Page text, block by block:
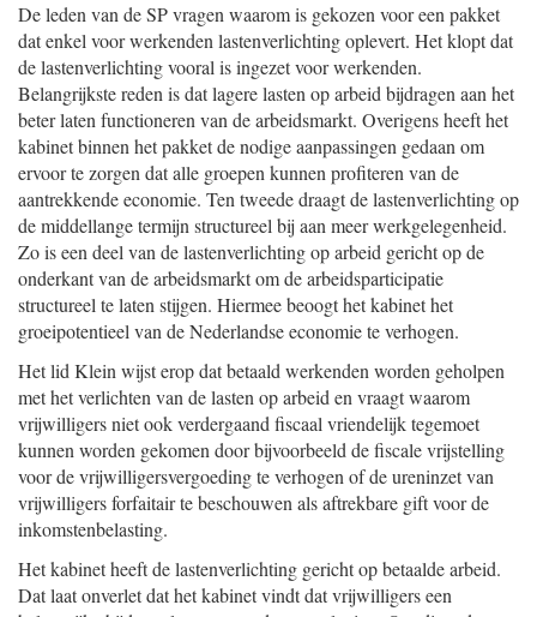
De leden van de SP vragen waarom is gekozen voor een pakket
dat enkel voor werkenden lastenverlichting oplevert. Het klopt dat
de lastenverlichting vooral is ingezet voor werkenden.
Belangrijkste reden is dat lagere lasten op arbeid bijdragen aan het
beter laten functioneren van de arbeidsmarkt. Overigens heeft het
kabinet binnen het pakket de nodige aanpassingen gedaan om
ervoor te zorgen dat alle groepen kunnen profiteren van de
aantrekkende economie. Ten tweede draagt de lastenverlichting op
de middellange termijn structureel bij aan meer werkgelegenheid.
Zo is een deel van de lastenverlichting op arbeid gericht op de
onderkant van de arbeidsmarkt om de arbeidsparticipatie
structureel te laten stijgen. Hiermee beoogt het kabinet het
groeipotentieel van de Nederlandse economie te verhogen.
Het lid Klein wijst erop dat betaald werkenden worden geholpen
met het verlichten van de lasten op arbeid en vraagt waarom
vrijwilligers niet ook verdergaand fiscaal vriendelijk tegemoet
kunnen worden gekomen door bijvoorbeeld de fiscale vrijstelling
voor de vrijwilligersvergoeding te verhogen of de ureninzet van
vrijwilligers forfaitair te beschouwen als aftrekbare gift voor de
inkomstenbelasting.
Het kabinet heeft de lastenverlichting gericht op betaalde arbeid.
Dat laat onverlet dat het kabinet vindt dat vrijwilligers een